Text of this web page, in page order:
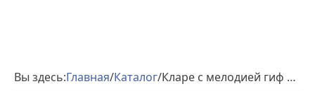
Вы здесь:Главная/Каталог/ Кларе с мелодией гиф день рождения